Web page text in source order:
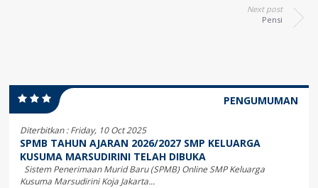
Next post
Pensi
PENGUMUMAN
Diterbitkan :Friday, 10 Oct 2025
SPMB TAHUN AJARAN 2026/2027 SMP KELUARGA
KUSUMA MARSUDIRINI TELAH DIBUKA
Sistem Penerimaan Murid Baru (SPMB) Online SMP Keluarga
Kusuma Marsudirini Koja Jakarta...